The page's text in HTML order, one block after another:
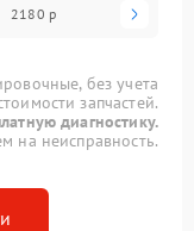
2180 р
без учета
запчастей.
диагностику.
на неисправность.